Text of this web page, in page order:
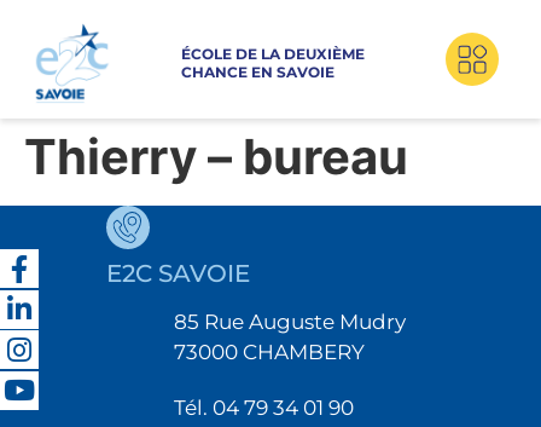
ÉCOLE DE LA DEUXIÈME
CHANCE EN SAVOIE
Thierry – bureau
E2C SAVOIE
85 Rue Auguste Mudry
73000 CHAMBERY
Tél. 04 79 34 01 90